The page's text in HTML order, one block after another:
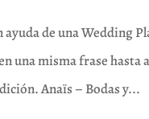
de una Wedding
una misma frase hasta
Anaïs – Bodas y...